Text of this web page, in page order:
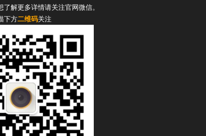
解更多详情请关注官网微信。
下方二维码关注